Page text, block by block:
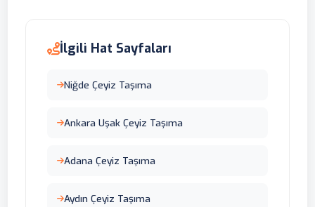
İlgili Hat Sayfaları
Niğde Çeyiz Taşıma
Ankara Uşak Çeyiz Taşıma
Adana Çeyiz Taşıma
Aydın Çeyiz Taşıma